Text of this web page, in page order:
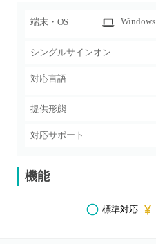
端末・OS Windows
シングルサインオン
対応言語
提供形態
対応サポート
機能
標準対応